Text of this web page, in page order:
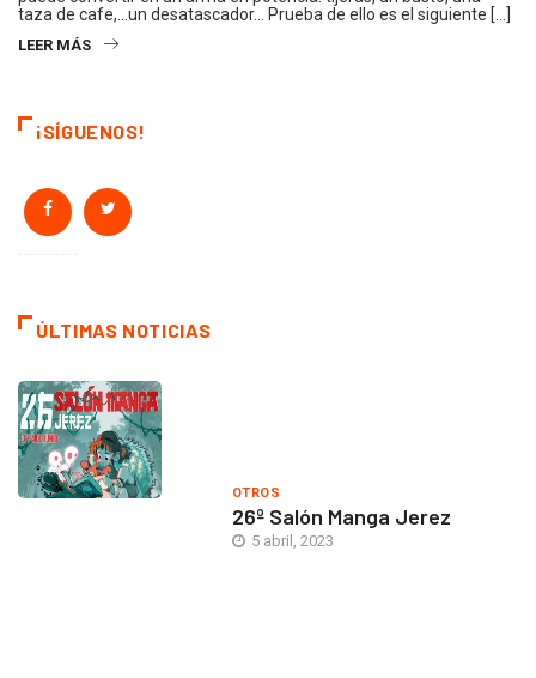
taza de cafe,…un desatascador… Prueba de ello es el siguiente […]
LEER MÁS
¡SÍGUENOS!
ÚLTIMAS NOTICIAS
OTROS
26º Salón Manga Jerez
5 abril, 2023